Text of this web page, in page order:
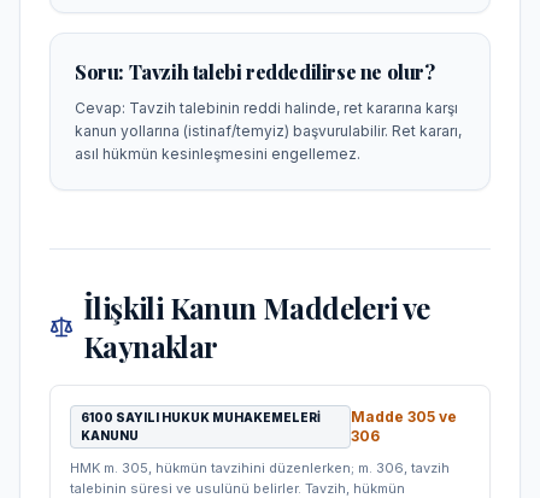
Soru: Tavzih talebi reddedilirse ne olur?
Cevap: Tavzih talebinin reddi halinde, ret kararına karşı
kanun yollarına (istinaf/temyiz) başvurulabilir. Ret kararı,
asıl hükmün kesinleşmesini engellemez.
İlişkili Kanun Maddeleri ve
Kaynaklar
6100 SAYILI HUKUK MUHAKEMELERI
KANUNU
Madde 305 ve
306
HMK m. 305, hükmün tavzihini düzenlerken; m. 306, tavzih
talebinin süresi ve usulünü belirler. Tavzih, hükmün